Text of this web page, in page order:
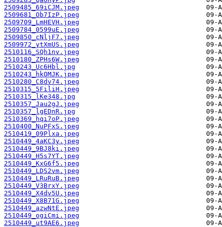
2509485_69iCJM.jpeg
2509681_Ob7IzP.jpeg
2509709_LmHEVH.jpeg
2509784_0599uE.jpeg
2509850_cNljF7.jpeg
2509972_ytXmUS.jpeg
2510116_SQh1nv.jpeg
2510180_ZPHs6W.jpeg
2510243_Uc6Hbl.jpg
2510243_hkOMJK.jpeg
2510280_C8dv74.jpeg
2510315_5FiliH.jpeg
2510315_lKe348.jpg
2510357_Jau2gJ.jpeg
2510357_lgEDnR.jpg
2510369_hqi7oP.jpeg
2510400_NuPFxS.jpeg
2510419_09Plxa.jpeg
2510449_4aKC3y.jpeg
2510449_9BJ8ki.jpeg
2510449_H5s7YT.jpeg
2510449_KxG6f5.jpeg
2510449_LDS2vm.jpeg
2510449_LRuRuB.jpeg
2510449_V3BrxY.jpeg
2510449_X4dv5U.jpeg
2510449_X8B71G.jpeg
2510449_azwNtE.jpeg
2510449_ogiCmi.jpeg
2510449_ut9AE6.jpeg